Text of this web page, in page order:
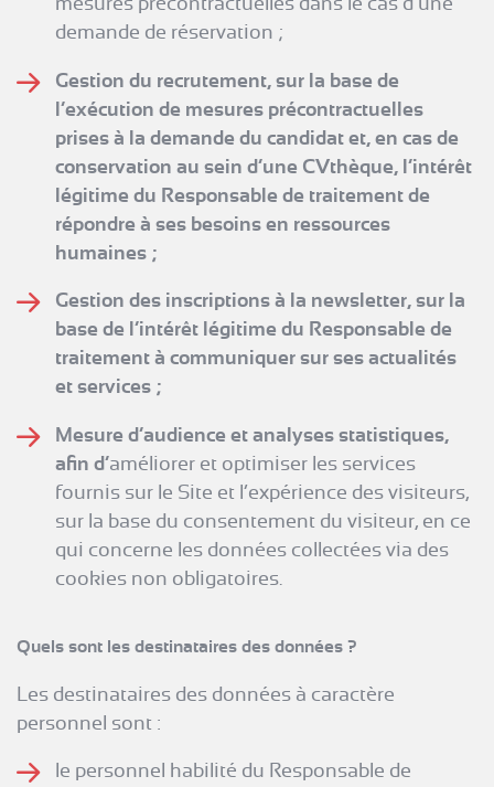
demande de réservation ;
Gestion du recrutement, sur la base de
l’exécution de mesures précontractuelles
prises à la demande du candidat et, en cas de
conservation au sein d’une CVthèque, l’intérêt
légitime du Responsable de traitement de
répondre à ses besoins en ressources
humaines ;
Gestion des inscriptions à la newsletter, sur la
base de l’intérêt légitime du Responsable de
traitement à communiquer sur ses actualités
et services ;
Mesure d’audience et analyses statistiques,
afin d’améliorer et optimiser les services
fournis sur le Site et l’expérience des visiteurs,
sur la base du consentement du visiteur, en ce
qui concerne les données collectées via des
cookies non obligatoires.
Quels sont les destinataires des données ?
Les destinataires des données à caractère
personnel sont :
le personnel habilité du Responsable de